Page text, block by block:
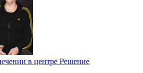
в центре Решение